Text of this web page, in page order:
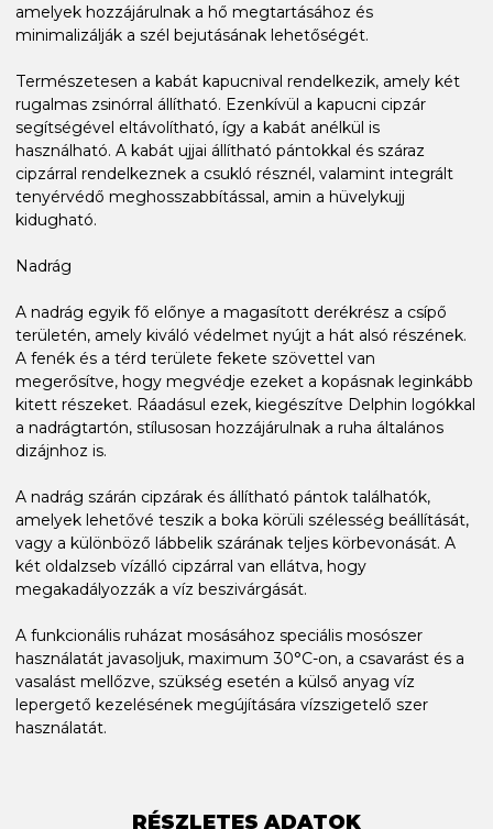
amelyek hozzájárulnak a hő megtartásához és
minimalizálják a szél bejutásának lehetőségét.
Természetesen a kabát kapucnival rendelkezik, amely két
rugalmas zsinórral állítható. Ezenkívül a kapucni cipzár
segítségével eltávolítható, így a kabát anélkül is
használható. A kabát ujjai állítható pántokkal és száraz
cipzárral rendelkeznek a csukló résznél, valamint integrált
tenyérvédő meghosszabbítással, amin a hüvelykujj
kidugható.
Nadrág
A nadrág egyik fő előnye a magasított derékrész a csípő
területén, amely kiváló védelmet nyújt a hát alsó részének.
A fenék és a térd területe fekete szövettel van
megerősítve, hogy megvédje ezeket a kopásnak leginkább
kitett részeket. Ráadásul ezek, kiegészítve Delphin logókkal
a nadrágtartón, stílusosan hozzájárulnak a ruha általános
dizájnhoz is.
A nadrág szárán cipzárak és állítható pántok találhatók,
amelyek lehetővé teszik a boka körüli szélesség beállítását,
vagy a különböző lábbelik szárának teljes körbevonását. A
két oldalzseb vízálló cipzárral van ellátva, hogy
megakadályozzák a víz beszivárgását.
A funkcionális ruházat mosásához speciális mosószer
használatát javasoljuk, maximum 30°C-on, a csavarást és a
vasalást mellőzve, szükség esetén a külső anyag víz
lepergető kezelésének megújítására vízszigetelő szer
használatát.
RÉSZLETES ADATOK